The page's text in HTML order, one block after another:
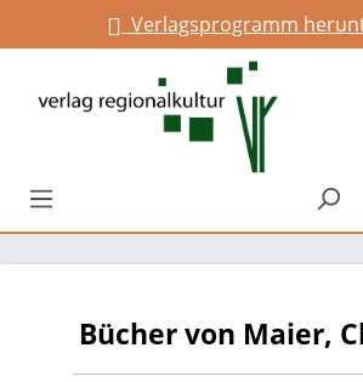
springenVerlagsprogramm
Bücher von Maier,